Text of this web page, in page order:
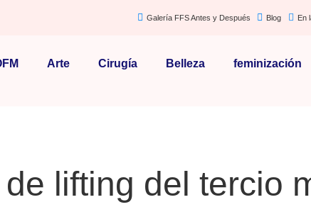
Galería FFS Antes y Después Blog En
Arte Cirugía Belleza feminización
lifting del tercio